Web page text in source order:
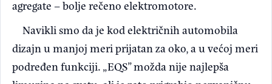
agregate – bolje rečeno elektromotore.
Navikli smo da je kod električnih automobila
dizajn u manjoj meri prijatan za oko, a u većoj meri
podređen funkciji. „EQS” možda nije najlepša